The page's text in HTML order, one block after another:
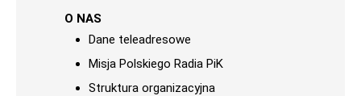
O NAS
Dane teleadresowe
Misja Polskiego Radia PiK
Struktura organizacyjna